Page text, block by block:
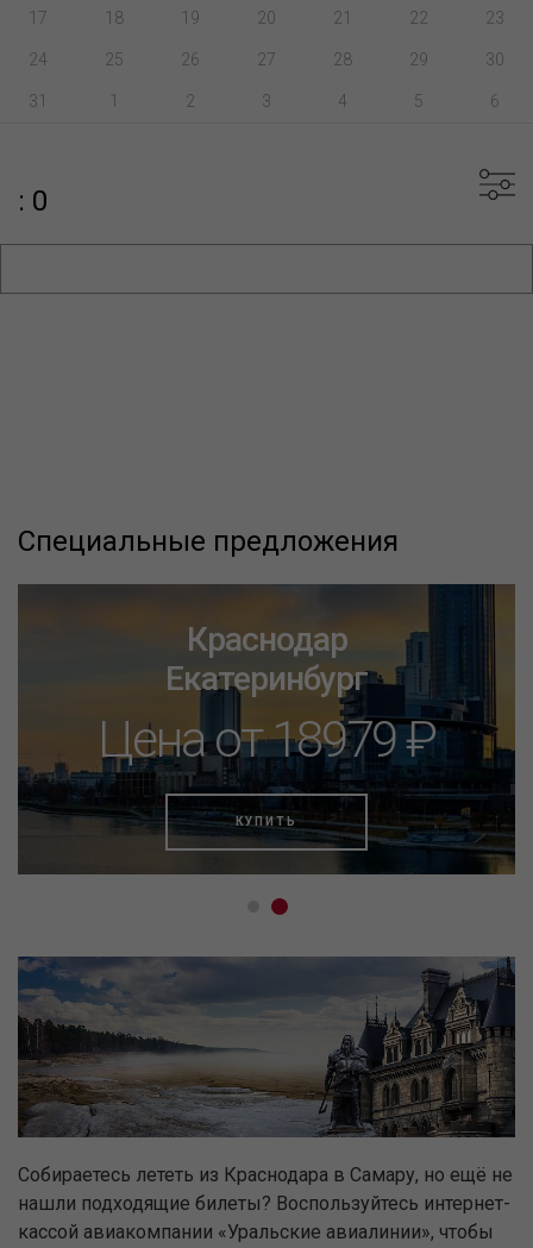
17 18 19 20 21 22 23
24 25 26 27 28 29 30
31 1 2 3 4 5 6
: 0
Специальные предложения
Краснодар
Екатеринбург
Цена от 18979 ₽
КУПИТЬ
Собираетесь лететь из Краснодара в Самару, но ещё не
нашли подходящие билеты? Воспользуйтесь интернет-
кассой авиакомпании «Уральские авиалинии», чтобы